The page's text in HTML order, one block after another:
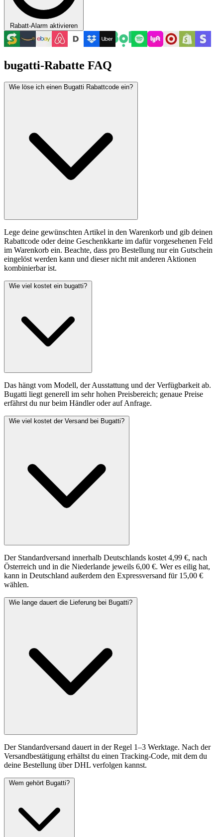
Rabatt-Alarm aktivieren
bugatti-Rabatte FAQ
Wie löse ich einen Bugatti Rabattcode ein?
Lege deine gewünschten Artikel in den Warenkorb und gib deinen
Rabattcode oder deine Geschenkkarte im dafür vorgesehenen Feld
im Warenkorb ein. Beachte, dass pro Bestellung nur ein Gutschein
eingelöst werden kann und dieser nicht mit anderen Aktionen
kombinierbar ist.
Wie viel kostet ein bugatti?
Das hängt vom Modell, der Ausstattung und der Verfügbarkeit ab.
Bugatti liegt generell im sehr hohen Preisbereich; genaue Preise
erfährst du nur beim Händler oder auf Anfrage.
Wie viel kostet der Versand bei Bugatti?
Der Standardversand innerhalb Deutschlands kostet 4,99 €, nach
Österreich und in die Niederlande jeweils 6,00 €. Wer es eilig hat,
kann in Deutschland außerdem den Expressversand für 15,00 €
wählen.
Wie lange dauert die Lieferung bei Bugatti?
Der Standardversand dauert in der Regel 1–3 Werktage. Nach der
Versandbestätigung erhältst du einen Tracking-Code, mit dem du
deine Bestellung über DHL verfolgen kannst.
Wem gehört Bugatti?